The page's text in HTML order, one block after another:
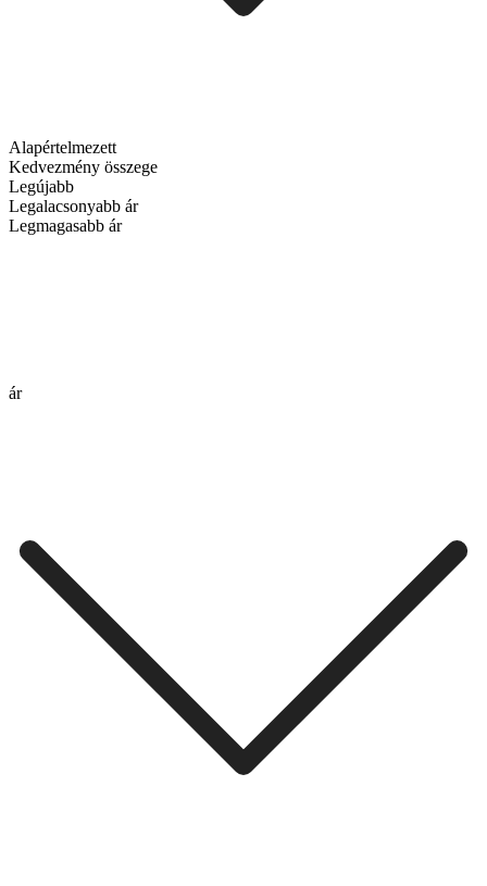
Alapértelmezett
Kedvezmény összege
Legújabb
Legalacsonyabb ár
Legmagasabb ár
ár